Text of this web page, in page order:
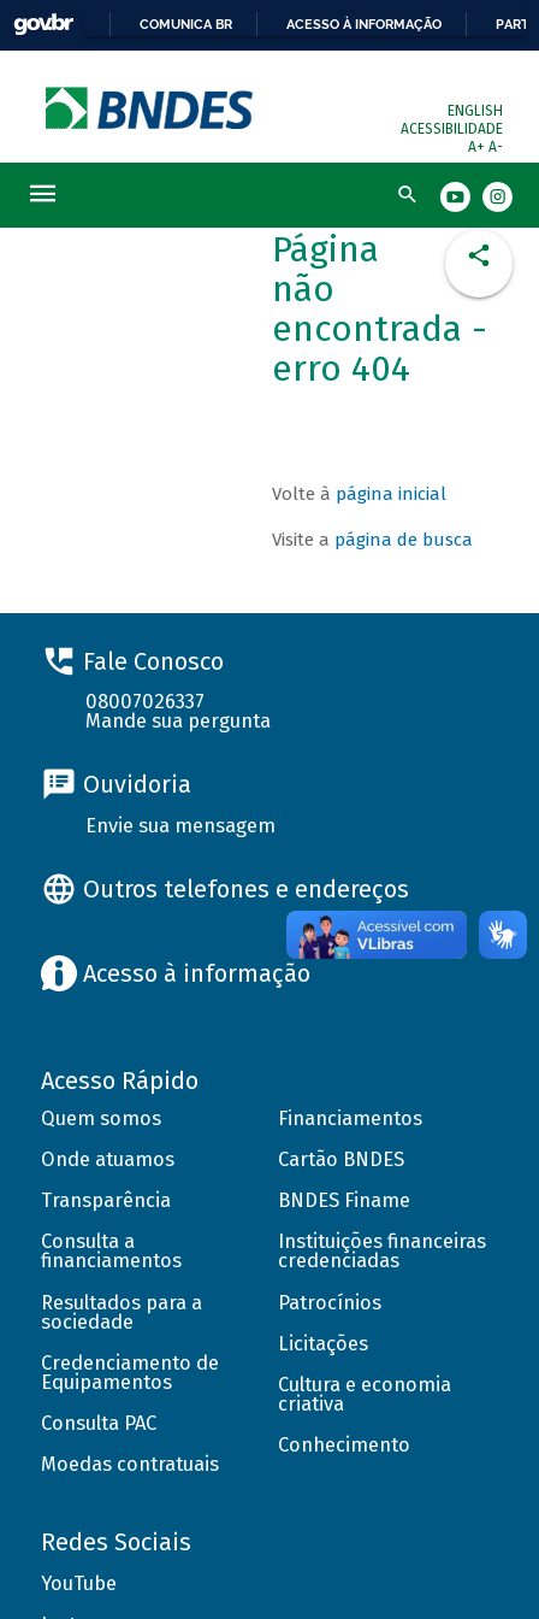
COMUNICA BR ACESSO À INFORMAÇÃO
ENGLISH
ACESSIBILIDADE
A+ A-
Busca
Página
não
encontrada -
erro 404
Volte à página inicial
Visite a página de busca
Fale Conosco
08007026337
Mande sua pergunta
Ouvidoria
Envie sua mensagem
Outros telefones e endereços
Acesso à informação
Acesso Rápido
Quem somos
Onde atuamos
Transparência
Consulta a
financiamentos
Resultados para a
sociedade
Credenciamento de
Equipamentos
Consulta PAC
Moedas contratuais
Financiamentos
Cartão BNDES
BNDES Finame
Instituições financeiras
credenciadas
Patrocínios
Licitações
Cultura e economia
criativa
Conhecimento
Redes Sociais
YouTube